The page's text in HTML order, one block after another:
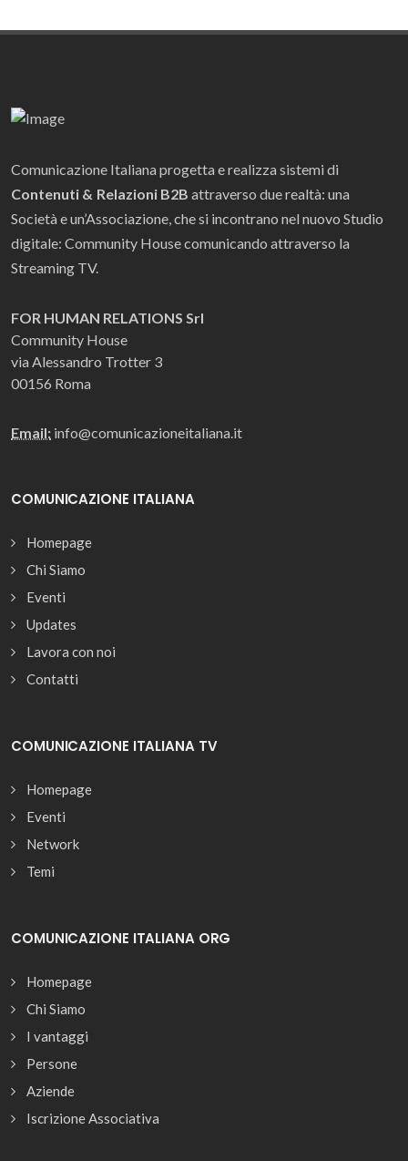
Comunicazione Italiana progetta e realizza sistemi di
Contenuti & Relazioni B2B attraverso due realtà: una
Società e un’Associazione, che si incontrano nel nuovo Studio
digitale: Community House comunicando attraverso la
Streaming TV.
FOR HUMAN RELATIONS Srl
Community House
via Alessandro Trotter 3
00156 Roma
Email: info@comunicazioneitaliana.it
COMUNICAZIONE ITALIANA
Homepage
Chi Siamo
Eventi
Updates
Lavora con noi
Contatti
COMUNICAZIONE ITALIANA TV
Homepage
Eventi
Network
Temi
COMUNICAZIONE ITALIANA ORG
Homepage
Chi Siamo
I vantaggi
Persone
Aziende
Iscrizione Associativa